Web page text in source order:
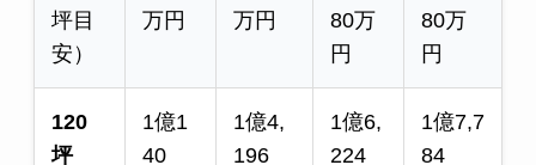
坪目
安）
万円
万円
80万
円
80万
円
120
坪
1億1
40
1億4,
196
1億6,
224
1億7,7
84